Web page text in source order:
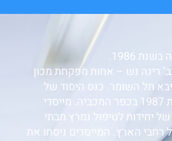
1986.
רינה נש – אחות מפקחת מכון
תל השומר. כנס היסוד של
העמותה נערך בשנת 1987 בכפר המכביה. מייסדי
יחידות לטיפול נמרץ מבתי
רחבי הארץ. המייסדים ניסחו את